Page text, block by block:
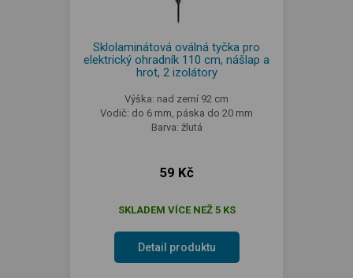
Sklolaminátová oválná tyčka pro
elektrický ohradník 110 cm, nášlap a
hrot, 2 izolátory
Výška: nad zemí 92 cm
Vodič: do 6 mm, páska do 20 mm
Barva: žlutá
59 Kč
SKLADEM VÍCE NEŽ 5 KS
Detail produktu